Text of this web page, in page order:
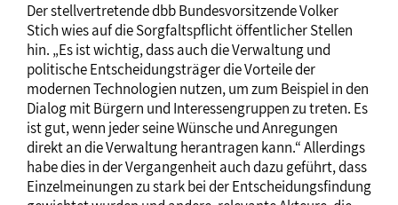
Der stellvertretende dbb Bundesvorsitzende Volker
Stich wies auf die Sorgfaltspflicht öffentlicher Stellen
hin. „Es ist wichtig, dass auch die Verwaltung und
politische Entscheidungsträger die Vorteile der
modernen Technologien nutzen, um zum Beispiel in den
Dialog mit Bürgern und Interessengruppen zu treten. Es
ist gut, wenn jeder seine Wünsche und Anregungen
direkt an die Verwaltung herantragen kann.“ Allerdings
habe dies in der Vergangenheit auch dazu geführt, dass
Einzelmeinungen zu stark bei der Entscheidungsfindung